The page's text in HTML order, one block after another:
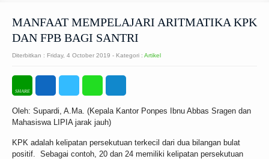
MANFAAT MEMPELAJARI ARITMATIKA KPK
DAN FPB BAGI SANTRI
Diterbitkan : Friday, 4 October 2019 - Kategori : Artikel
Oleh: Supardi, A.Ma. (Kepala Kantor Ponpes Ibnu Abbas Sragen dan
Mahasiswa LIPIA jarak jauh)
KPK adalah kelipatan persekutuan terkecil dari dua bilangan bulat
positif. Sebagai contoh, 20 dan 24 memiliki kelipatan persekutuan